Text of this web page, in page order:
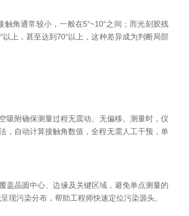
角通常较小，一般在5°~10°之间；而光刻胶残
上，甚至达到70°以上，这种差异成为判断局部
附确保测量过程无震动、无偏移。测量时，仪
，自动计算接触角数值，全程无需人工干预，单
晶圆中心、边缘及关键区域，避免单点测量的
现污染分布，帮助工程师快速定位污染源头。